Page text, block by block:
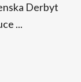
Derbyt
...